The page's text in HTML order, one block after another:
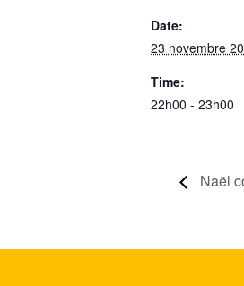
Date:
23 novembre
Time:
22h00 - 23h00
Naël